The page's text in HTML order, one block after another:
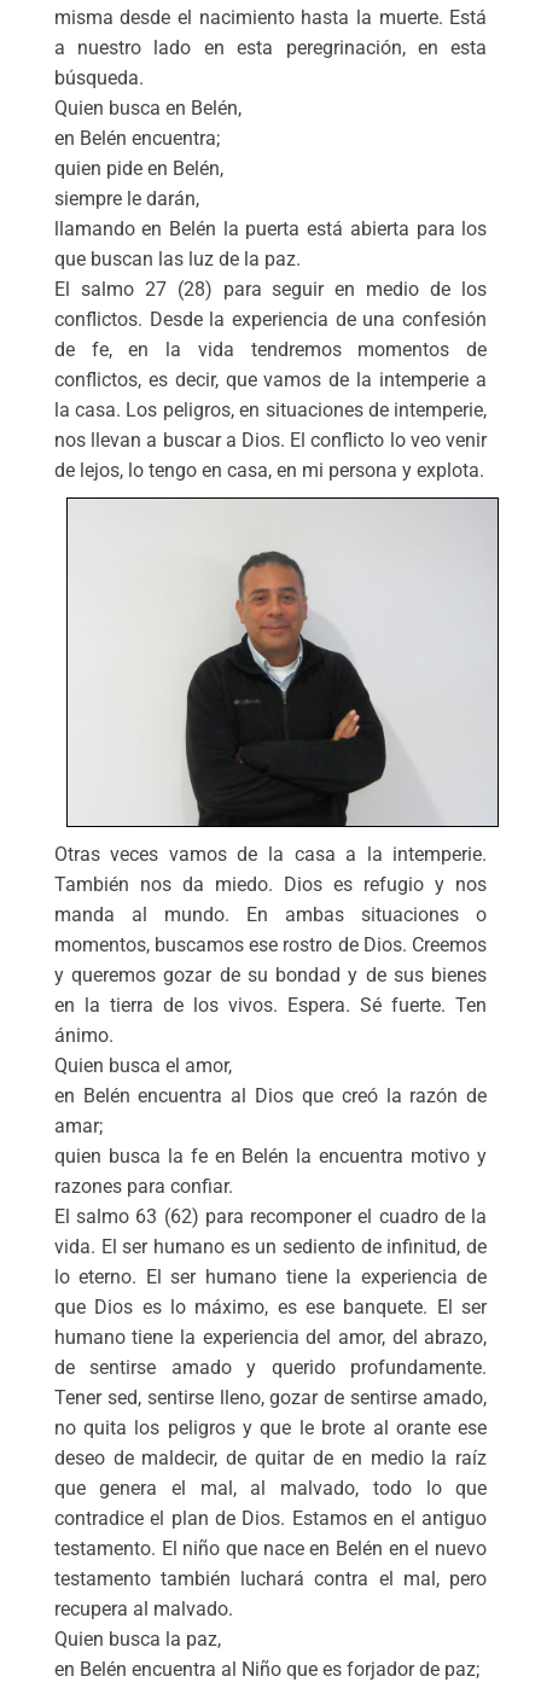
misma desde el nacimiento hasta la muerte. Está
a nuestro lado en esta peregrinación, en esta
búsqueda.
Quien busca en Belén,
en Belén encuentra;
quien pide en Belén,
siempre le darán,
llamando en Belén la puerta está abierta para los
que buscan las luz de la paz.
El salmo 27 (28) para seguir en medio de los
conflictos. Desde la experiencia de una confesión
de fe, en la vida tendremos momentos de
conflictos, es decir, que vamos de la intemperie a
la casa. Los peligros, en situaciones de intemperie,
nos llevan a buscar a Dios. El conflicto lo veo venir
de lejos, lo tengo en casa, en mi persona y explota.
Otras veces vamos de la casa a la intemperie.
También nos da miedo. Dios es refugio y nos
manda al mundo. En ambas situaciones o
momentos, buscamos ese rostro de Dios. Creemos
y queremos gozar de su bondad y de sus bienes
en la tierra de los vivos. Espera. Sé fuerte. Ten
ánimo.
Quien busca el amor,
en Belén encuentra al Dios que creó la razón de
amar;
quien busca la fe en Belén la encuentra motivo y
razones para confiar.
El salmo 63 (62) para recomponer el cuadro de la
vida. El ser humano es un sediento de infinitud, de
lo eterno. El ser humano tiene la experiencia de
que Dios es lo máximo, es ese banquete. El ser
humano tiene la experiencia del amor, del abrazo,
de sentirse amado y querido profundamente.
Tener sed, sentirse lleno, gozar de sentirse amado,
no quita los peligros y que le brote al orante ese
deseo de maldecir, de quitar de en medio la raíz
que genera el mal, al malvado, todo lo que
contradice el plan de Dios. Estamos en el antiguo
testamento. El niño que nace en Belén en el nuevo
testamento también luchará contra el mal, pero
recupera al malvado.
Quien busca la paz,
en Belén encuentra al Niño que es forjador de paz;